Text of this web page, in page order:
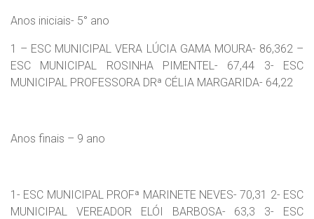
Anos iniciais- 5° ano
1 – ESC MUNICIPAL VERA LÚCIA GAMA MOURA- 86,362 –
ESC MUNICIPAL ROSINHA PIMENTEL- 67,44 3- ESC
MUNICIPAL PROFESSORA DRª CÉLIA MARGARIDA- 64,22
Anos finais – 9 ano
1- ESC MUNICIPAL PROFª MARINETE NEVES- 70,31 2- ESC
MUNICIPAL VEREADOR ELÓI BARBOSA- 63,3 3- ESC